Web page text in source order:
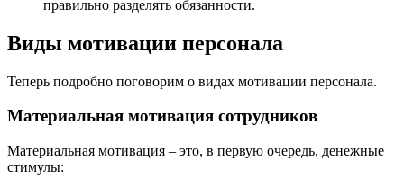
правильно разделять обязанности.
Виды мотивации персонала
Теперь подробно поговорим о видах мотивации персонала.
Материальная мотивация сотрудников
Материальная мотивация – это, в первую очередь, денежные
стимулы: